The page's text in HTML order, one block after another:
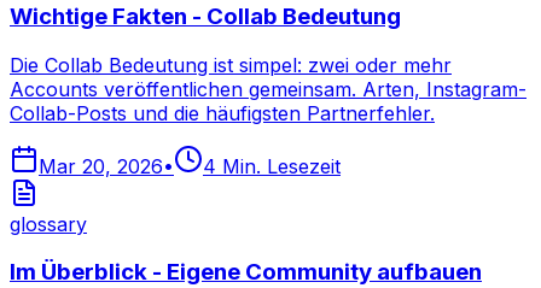
Wichtige Fakten - Collab Bedeutung
Die Collab Bedeutung ist simpel: zwei oder mehr
Accounts veröffentlichen gemeinsam. Arten, Instagram-
Collab-Posts und die häufigsten Partnerfehler.
Mar 20, 2026• 4 Min. Lesezeit
glossary
Im Überblick - Eigene Community aufbauen